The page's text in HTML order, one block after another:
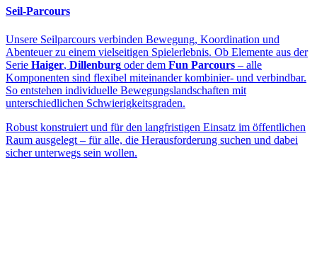
Seil-Parcours
Unsere Seilparcours verbinden Bewegung, Koordination und
Abenteuer zu einem vielseitigen Spielerlebnis. Ob Elemente aus der
Serie Haiger, Dillenburg oder dem Fun Parcours – alle
Komponenten sind flexibel miteinander kombinier- und verbindbar.
So entstehen individuelle Bewegungslandschaften mit
unterschiedlichen Schwierigkeitsgraden.
Robust konstruiert und für den langfristigen Einsatz im öffentlichen
Raum ausgelegt – für alle, die Herausforderung suchen und dabei
sicher unterwegs sein wollen.